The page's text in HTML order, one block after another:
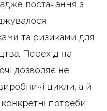
постачання з
та ризиками для
Перехід на
дозволяє не
цикли, а й
конкретні потреби